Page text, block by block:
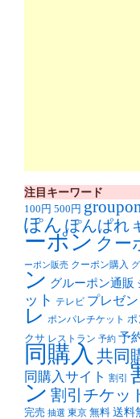
注目キーワード
100円 500円
ぽん ぽんぱれ
ーポン クー
ーポン販売 クーポン購入
ン グルーポン通販
ット テレビ プレゼン
レ ポンパレチケット ポ
クサ レストラン 予約 予
同購入 共同
同購入サイト 割引
ン 割引チケッ
完売 抽選 東京 無料 送料